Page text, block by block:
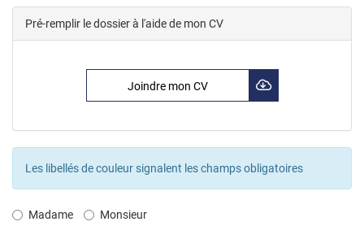
Pré-remplir le dossier à l'aide de mon CV
Joindre mon CV
Les libellés de couleur signalent les champs obligatoires
CivilitéMadame Monsieur